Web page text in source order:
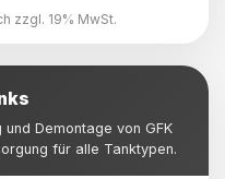
zzgl. 19% MwSt.
Demontage von GFK
für alle Tanktypen.